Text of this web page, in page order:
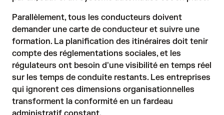
Parallèlement, tous les conducteurs doivent
demander une carte de conducteur et suivre une
formation. La planification des itinéraires doit tenir
compte des réglementations sociales, et les
régulateurs ont besoin d'une visibilité en temps réel
sur les temps de conduite restants. Les entreprises
qui ignorent ces dimensions organisationnelles
transforment la conformité en un fardeau